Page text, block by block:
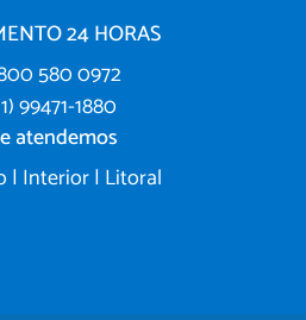
24 HORAS
580 0972
99471-1880
atendemos
| Interior | Litoral